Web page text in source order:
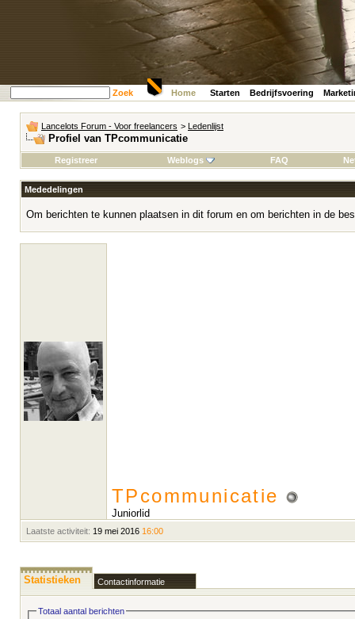
Zoek Home Starten Bedrijfsvoering
Lancelots Forum - Voor freelancers > Ledenlijst
Profiel van TPcommunicatie
Registreer Weblogs FAQ
Mededelingen
Om berichten te kunnen plaatsen in dit forum en om berichten in de
TPcommunicatie
Juniorlid
Laatste activiteit: 19 mei 2016 16:00
Statistieken Contactinformatie
Totaal aantal berichten